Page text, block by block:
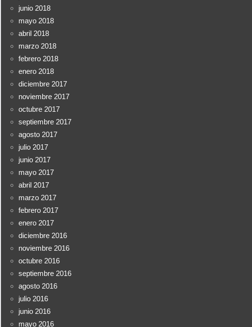
junio 2018
mayo 2018
abril 2018
marzo 2018
febrero 2018
enero 2018
diciembre 2017
noviembre 2017
octubre 2017
septiembre 2017
agosto 2017
julio 2017
junio 2017
mayo 2017
abril 2017
marzo 2017
febrero 2017
enero 2017
diciembre 2016
noviembre 2016
octubre 2016
septiembre 2016
agosto 2016
julio 2016
junio 2016
mayo 2016